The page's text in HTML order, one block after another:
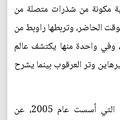
مكونة من شذرات متصلة من
الحاضر، وتربطها راوبط من
وفي واحدة منها يكتشف عالم
وتر العرقوب بينما يشرح
وتنفصل الجائزة الدولية، التي أسست عام 2005، عن